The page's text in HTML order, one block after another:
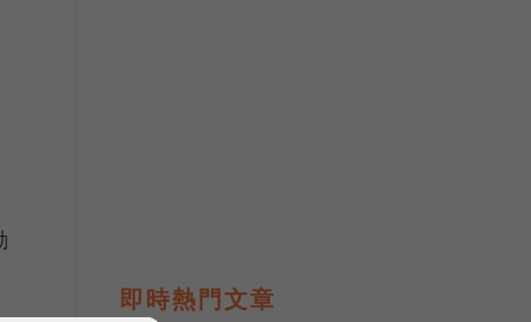
即時熱門文章